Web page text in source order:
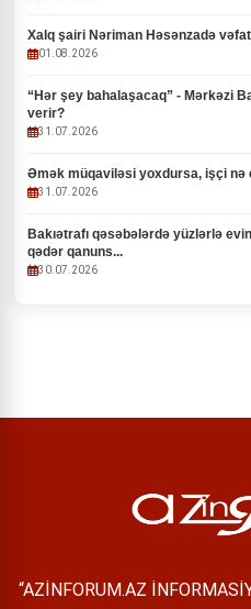
Xalq şairi Nəriman Həsənzadə
01.08.2026
“Hər şey bahalaşacaq” - Mərkəzi
verir?
31.07.2026
Əmək müqaviləsi yoxdursa, işçi nə
31.07.2026
Bakıətrafı qəsəbələrdə yüzlərlə
qədər qanuns...
30.07.2026
“AZİNFORUM.AZ